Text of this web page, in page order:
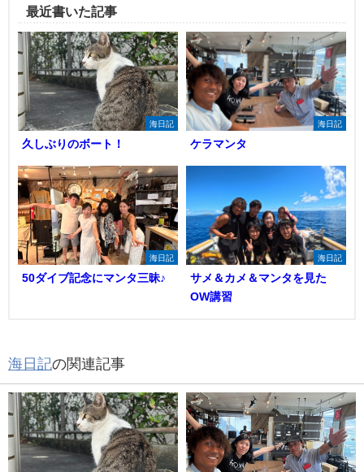
最近書いた記事
海日記
久しぶりのボート！
海日記
ケラマンタ
海日記
50ダイブ記念にマンタ三昧♪
海日記
サメ＆カメ＆マンタを見た
OW講習
海日記の関連記事